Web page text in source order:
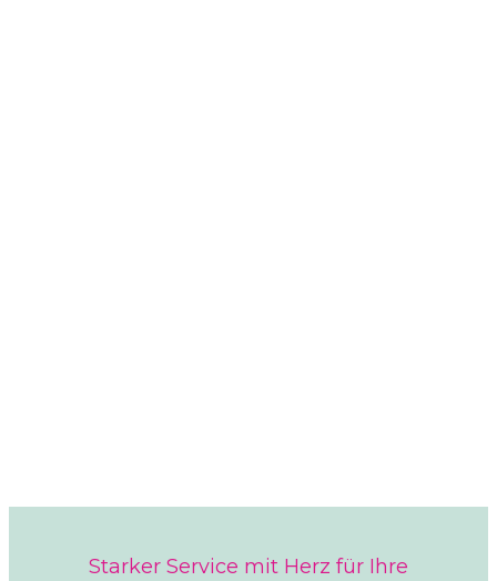
Starker Service mit Herz für Ihre